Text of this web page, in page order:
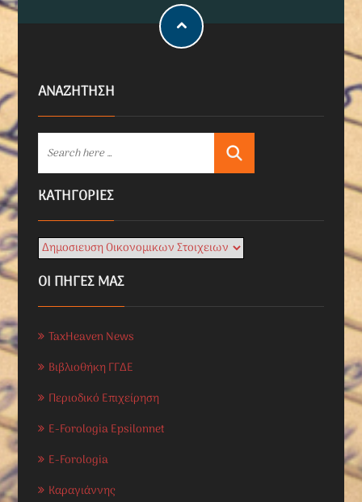
ΑΝΑΖΗΤΗΣΗ
KΑΤΗΓΟΡΊΕΣ
ΟΙ ΠΗΓΕΣ ΜΑΣ
TaxHeaven News
Βιβλιοθήκη ΓΓΔΕ
Περιοδικό Επιχείρηση
E-Forologia Epsilonnet
E-Forologia
Καραγιάννης